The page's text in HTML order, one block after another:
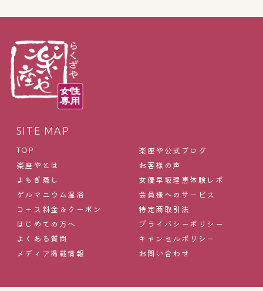
SITE MAP
TOP
楽座やとは
よもぎ蒸し
ゲルマニウム温浴
コース料金＆クーポン
はじめての方へ
よくある質問
メディア掲載情報
楽座や公式ブログ
お客様の声
女優早坂理恵体験レポ
会員様へのサービス
特定商取引法
プライバシーポリシー
キャンセルポリシー
お問い合わせ